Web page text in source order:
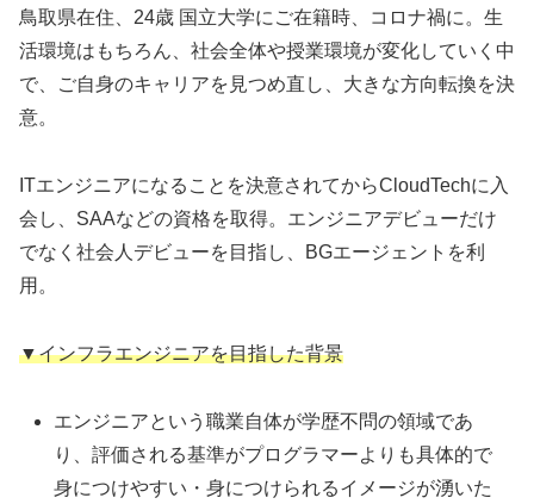
鳥取県在住、24歳 国立大学にご在籍時、コロナ禍に。生
活環境はもちろん、社会全体や授業環境が変化していく中
で、ご自身のキャリアを見つめ直し、大きな方向転換を決
意。
ITエンジニアになることを決意されてからCloudTechに入
会し、SAAなどの資格を取得。エンジニアデビューだけ
でなく社会人デビューを目指し、BGエージェントを利
用。
▼インフラエンジニアを目指した背景
エンジニアという職業自体が学歴不問の領域であ
り、評価される基準がプログラマーよりも具体的で
身につけやすい・身につけられるイメージが湧いた